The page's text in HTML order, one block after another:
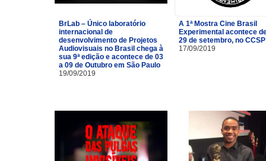
BrLab – Único laboratório
internacional de
desenvolvimento de Projetos
Audiovisuais no Brasil chega à
sua 9ª edição e acontece de 03
a 09 de Outubro em São Paulo
19/09/2019
A 1ª Mostra Cine Brasil
Experimental acontece
29 de setembro, no CCSP
17/09/2019